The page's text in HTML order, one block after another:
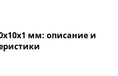
мм: описание и